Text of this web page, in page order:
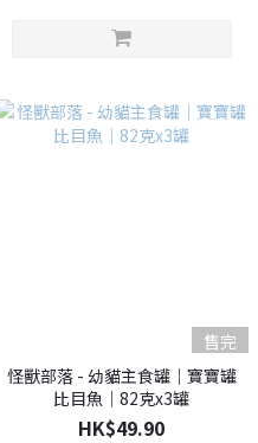
售完
怪獸部落 - 幼貓主食罐｜寶寶罐
比目魚｜82克x3罐
HK$49.90